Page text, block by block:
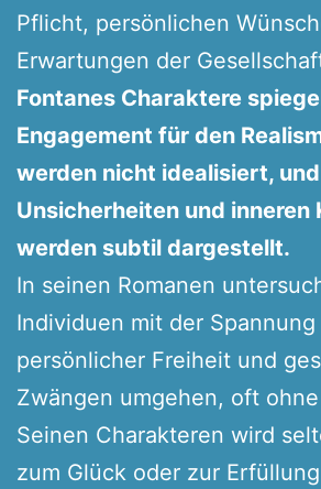
Pflicht, persönlichen
Erwartungen der
Fontanes Charaktere
Engagement für den
werden nicht idealisiert, und
Unsicherheiten und inneren
werden subtil dargestellt.
In seinen Romanen
Individuen mit der
persönlicher Freiheit und
Zwängen umgehen, oft
Seinen Charakteren wird
zum Glück oder zur